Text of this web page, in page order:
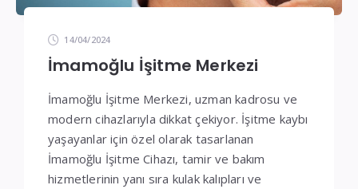
14/04/2024
İmamoğlu İşitme Merkezi
İmamoğlu İşitme Merkezi, uzman kadrosu ve
modern cihazlarıyla dikkat çekiyor. İşitme kaybı
yaşayanlar için özel olarak tasarlanan
İmamoğlu İşitme Cihazı, tamir ve bakım
hizmetlerinin yanı sıra kulak kalıpları ve